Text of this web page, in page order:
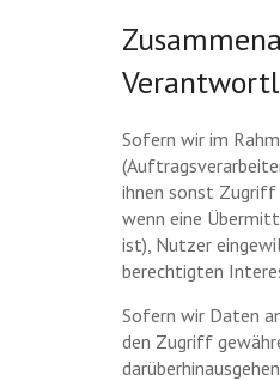
Sofern wir im
ihnen sonst Zugriff
wenn eine
ist), Nutzer
berechtigten
Sofern wir Daten
den Zugriff